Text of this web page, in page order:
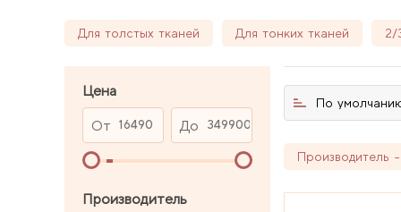
Для толстых тканей Для тонких тканей 2/
Цена
От До
Производитель
По
Производитель